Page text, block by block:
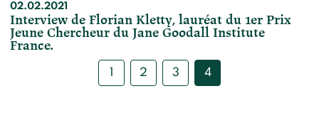
02.02.2021
Interview de Florian Kletty, lauréat du 1er Prix
Jeune Chercheur du Jane Goodall Institute
France.
Posts
1 2 3 4